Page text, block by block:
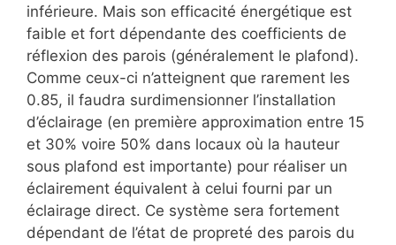
inférieure. Mais son efficacité énergétique est
faible et fort dépendante des coefficients de
réflexion des parois (généralement le plafond).
Comme ceux-ci n’atteignent que rarement les
0.85, il faudra surdimensionner l’installation
d’éclairage (en première approximation entre 15
et 30% voire 50% dans locaux où la hauteur
sous plafond est importante) pour réaliser un
éclairement équivalent à celui fourni par un
éclairage direct. Ce système sera fortement
dépendant de l’état de propreté des parois du